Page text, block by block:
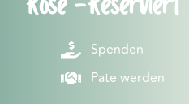
Spenden
Pate werden